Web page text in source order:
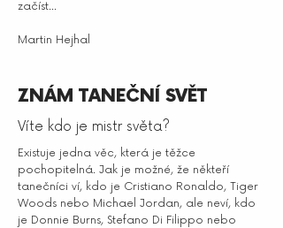
začíst...
Martin Hejhal
ZNÁM TANEČNÍ SVĚT
Víte kdo je mistr světa?
Existuje jedna věc, která je těžce
pochopitelná. Jak je možné, že někteří
tanečníci ví, kdo je Cristiano Ronaldo, Tiger
Woods nebo Michael Jordan, ale neví, kdo
je Donnie Burns, Stefano Di Filippo nebo